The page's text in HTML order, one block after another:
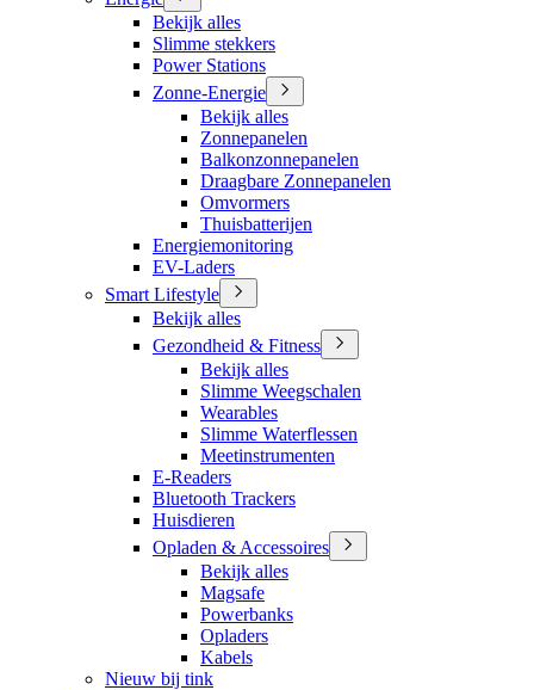
Bekijk alles
Slimme stekkers
Power Stations
Zonne-Energie
Bekijk alles
Zonnepanelen
Balkonzonnepanelen
Draagbare Zonnepanelen
Omvormers
Thuisbatterijen
Energiemonitoring
EV-Laders
Smart Lifestyle
Bekijk alles
Gezondheid & Fitness
Bekijk alles
Slimme Weegschalen
Wearables
Slimme Waterflessen
Meetinstrumenten
E-Readers
Bluetooth Trackers
Huisdieren
Opladen & Accessoires
Bekijk alles
Magsafe
Powerbanks
Opladers
Kabels
Nieuw bij tink